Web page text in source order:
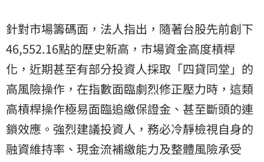
針對市場籌碼面，法人指出，隨著台股先前創下
46,552.16點的歷史新高，市場資金高度槓桿
化，近期甚至有部分投資人採取「四貸同堂」的
高風險操作，在指數面臨劇烈修正壓力時，這類
高槓桿操作極易面臨追繳保證金、甚至斷頭的連
鎖效應。強烈建議投資人，務必冷靜檢視自身的
融資維持率、現金流補繳能力及整體風險承受